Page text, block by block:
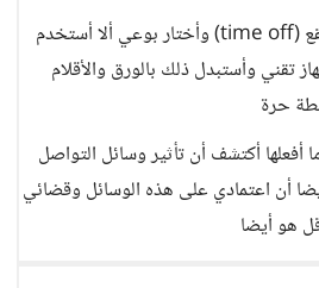
-أختار وقت مستطقع (time off) وأختار بوعي ألا أستخدم
تقني وأستبدل ذلك بالورق والأقلام
حرة
أكتشف أن تأثير وسائل التواصل
أن اعتمادي على هذه الوسائل وقضائي
هو أيضا